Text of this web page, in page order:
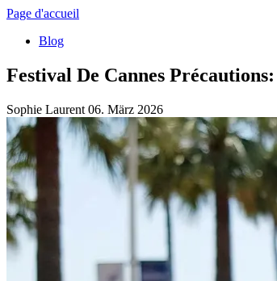
Page d'accueil
Blog
Festival De Cannes
Sophie Laurent 06. März 2026